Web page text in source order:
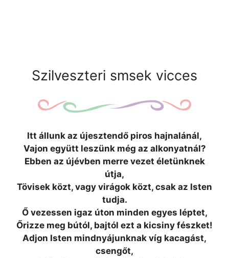
Szilveszteri smsek vicces
Itt állunk az újesztendő piros hajnalánál,
Vajon együtt leszünk még az alkonyatnál?
Ebben az újévben merre vezet életünknek
útja,
Tövisek közt, vagy virágok közt, csak az Isten
tudja.
Ő vezessen igaz úton minden egyes léptet,
Őrizze meg bútól, bajtól ezt a kicsiny fészket!
Adjon Isten mindnyájunknak víg kacagást,
csengőt,